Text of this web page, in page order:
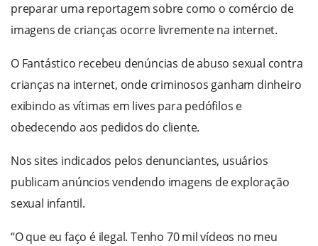
preparar uma reportagem sobre como o comércio de
imagens de crianças ocorre livremente na internet.
O Fantástico recebeu denúncias de abuso sexual contra
crianças na internet, onde criminosos ganham dinheiro
exibindo as vítimas em lives para pedófilos e
obedecendo aos pedidos do cliente.
Nos sites indicados pelos denunciantes, usuários
publicam anúncios vendendo imagens de exploração
sexual infantil.
“O que eu faço é ilegal. Tenho 70 mil vídeos no meu